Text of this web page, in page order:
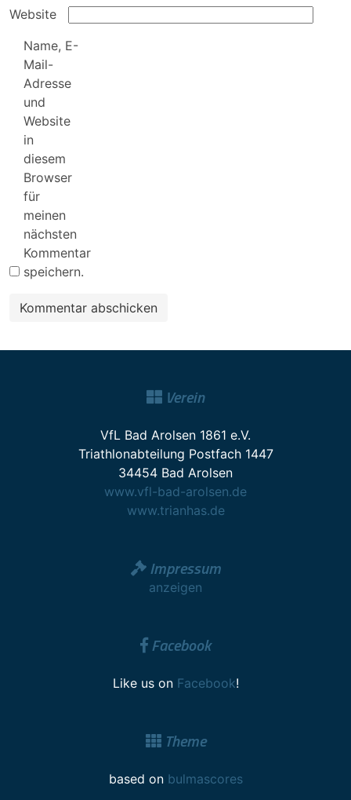
Website
Name, E-
Mail-
Adresse
und
Website
in
diesem
Browser
für
meinen
nächsten
Kommentar
speichern.
Verein
VfL Bad Arolsen 1861 e.V.
Triathlonabteilung Postfach 1447
34454 Bad Arolsen
www.vfl-bad-arolsen.de
www.trianhas.de
Impressum
anzeigen
Facebook
Like us on Facebook!
Theme
based on bulmascores